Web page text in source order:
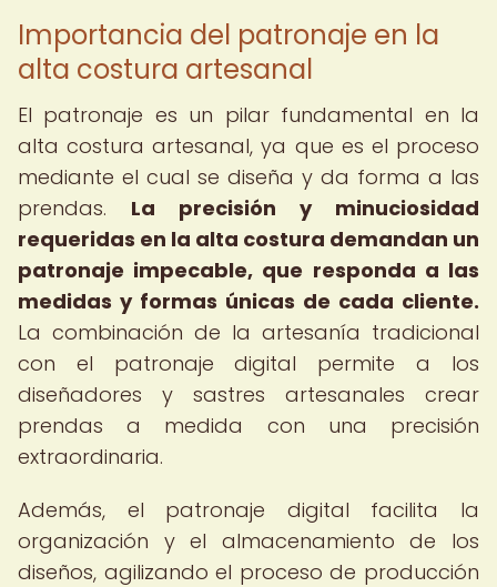
Importancia del patronaje en la
alta costura artesanal
El patronaje es un pilar fundamental en la
alta costura artesanal, ya que es el proceso
mediante el cual se diseña y da forma a las
prendas. La precisión y minuciosidad
requeridas en la alta costura demandan un
patronaje impecable, que responda a las
medidas y formas únicas de cada cliente.
La combinación de la artesanía tradicional
con el patronaje digital permite a los
diseñadores y sastres artesanales crear
prendas a medida con una precisión
extraordinaria.
Además, el patronaje digital facilita la
organización y el almacenamiento de los
diseños, agilizando el proceso de producción